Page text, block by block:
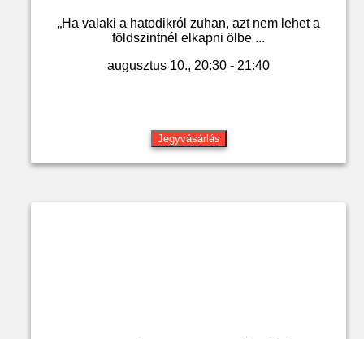
„Ha valaki a hatodikról zuhan, azt nem lehet a
földszintnél elkapni ölbe ...
augusztus 10., 20:30 - 21:40
Jegyvásárlás